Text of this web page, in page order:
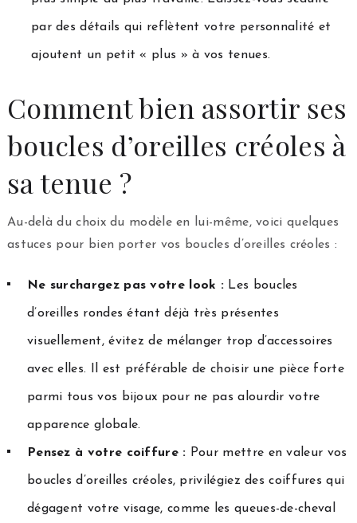
par des détails qui reflètent votre personnalité et
ajoutent un petit « plus » à vos tenues.
Comment bien assortir ses
boucles d’oreilles créoles à
sa tenue ?
Au-delà du choix du modèle en lui-même, voici quelques
astuces pour bien porter vos boucles d’oreilles créoles :
Ne surchargez pas votre look : Les boucles
d’oreilles rondes étant déjà très présentes
visuellement, évitez de mélanger trop d’accessoires
avec elles. Il est préférable de choisir une pièce forte
parmi tous vos bijoux pour ne pas alourdir votre
apparence globale.
Pensez à votre coiffure : Pour mettre en valeur vos
boucles d’oreilles créoles, privilégiez des coiffures qui
dégagent votre visage, comme les queues-de-cheval